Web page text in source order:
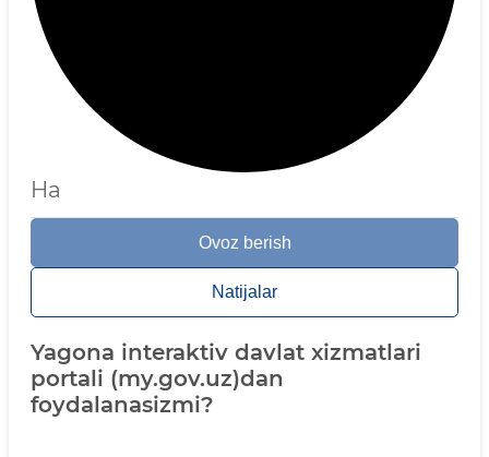
Ha
Ovoz berish
Natijalar
Yagona interaktiv davlat xizmatlari
portali (my.gov.uz)dan
foydalanasizmi?